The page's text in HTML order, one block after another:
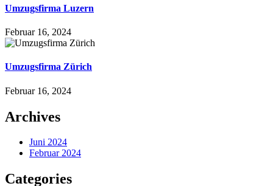
Umzugsfirma Luzern
Februar 16, 2024
Umzugsfirma Zürich
Februar 16, 2024
Archives
Juni 2024
Februar 2024
Categories